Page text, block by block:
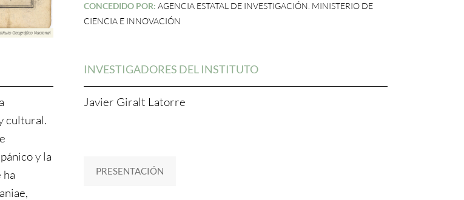
CONCEDIDO POR: AGENCIA ESTATAL DE INVESTIGACIÓN. MINISTERIO DE
CIENCIA E INNOVACIÓN
cultural.
y la
INVESTIGADORES DEL INSTITUTO
Javier Giralt Latorre
PRESENTACIÓN